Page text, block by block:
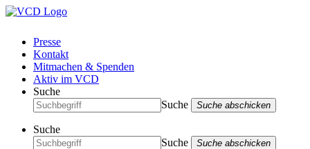
Presse
Kontakt
Mitmachen & Spenden
Aktiv im VCD
Suche
Suche
Suche abschicken
Suche
Suche
Suche abschicken